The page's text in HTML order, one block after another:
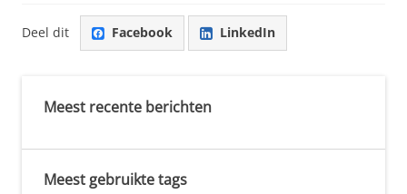
Deel dit Facebook LinkedIn
Meest recente berichten
Meest gebruikte tags